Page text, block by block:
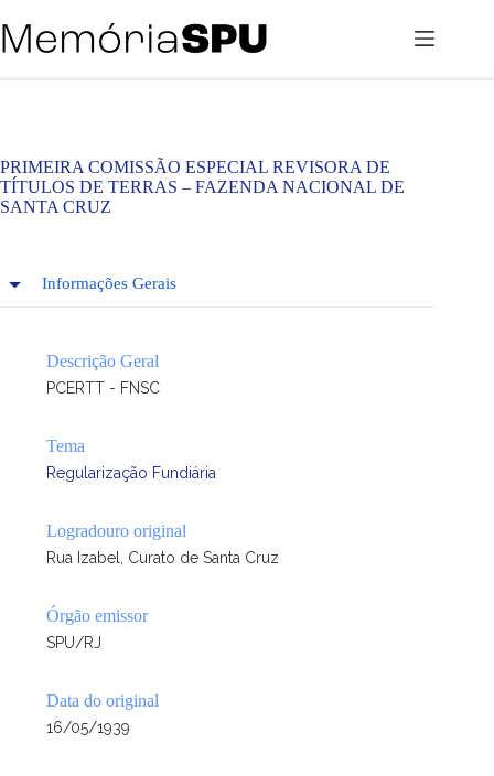
para
o
PRIMEIRA COMISSÃO ESPECIAL REVISORA DE
TÍTULOS DE TERRAS – FAZENDA NACIONAL DE
SANTA CRUZ
Informações Gerais
Descrição Geral
PCERTT - FNSC
Tema
Regularização Fundiária
Logradouro original
Rua Izabel, Curato de Santa Cruz
Órgão emissor
SPU/RJ
Data do original
16/05/1939